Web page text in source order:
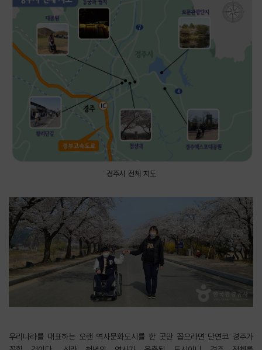
경주시 전체 지도
우리나라를 대표하는 오랜 역사문화도시를 한 곳만 꼽으라면 단연코 경주가